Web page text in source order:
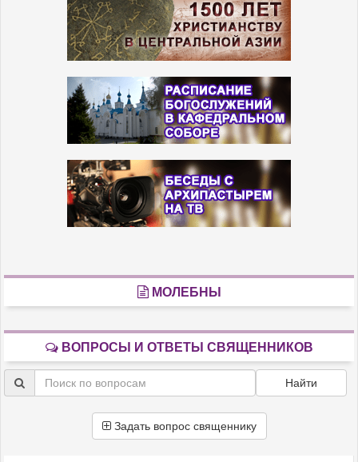
МОЛЕБНЫ
ВОПРОСЫ И ОТВЕТЫ СВЯЩЕННИКОВ
Найти
Задать вопрос священнику